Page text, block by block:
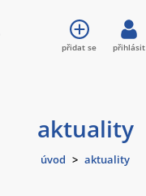
aktuality
úvod > aktuality
přidat se přihlásit